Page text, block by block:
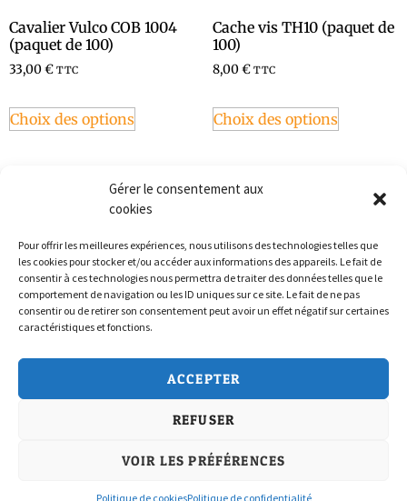
Gérer le consentement aux
cookies
Pour offrir les meilleures expériences, nous utilisons des technologies telles que
les cookies pour stocker et/ou accéder aux informations des appareils. Le fait de
consentir à ces technologies nous permettra de traiter des données telles que le
comportement de navigation ou les ID uniques sur ce site. Le fait de ne pas
consentir ou de retirer son consentement peut avoir un effet négatif sur certaines
caractéristiques et fonctions.
ACCEPTER
REFUSER
VOIR LES PRÉFÉRENCES
Politique de cookiesPolitique de confidentialité
Cavalier Vulco COB 1004
(paquet de 100)
33,00€ TTC
Choix des options
Cache vis TH10 (paquet de
100)
8,00€ TTC
Choix des options
Politique de confidentialité
Conditions Générales de Vente
Politique de cookies (UE)
Nous Contacter